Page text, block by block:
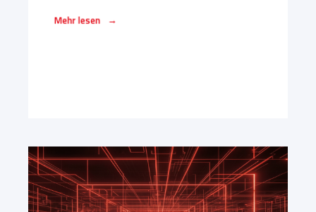
Mehr lesen →